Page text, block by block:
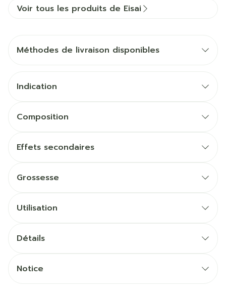
Voir tous les produits de Eisai
Méthodes de livraison disponibles
Indication
Composition
Effets secondaires
Grossesse
Utilisation
Détails
Notice